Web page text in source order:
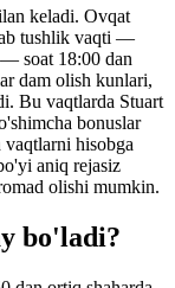
keladi. Ovqat
tushlik vaqti —
soat 18:00 dan
dam olish kunlari,
Bu vaqtlarda Stuart
bonuslar
hisobga
aniq rejasiz
olishi mumkin.
bo'ladi?